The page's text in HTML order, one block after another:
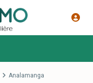
Analamanga